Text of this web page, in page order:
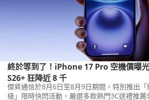
終於等到了！iPhone 17 Pro 空機價曝
S26+ 狂降近 8 千
傑昇通信於8月6日至8月9日期間，特別推出
級」限時快閃活動，嚴選多款熱門3C送禮推薦